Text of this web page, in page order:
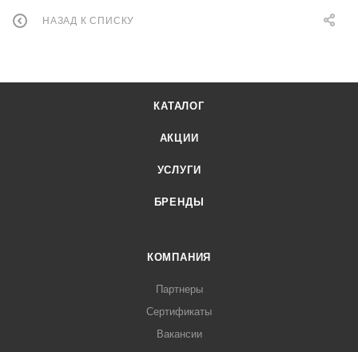
НАЗАД К СПИСКУ
КАТАЛОГ
АКЦИИ
УСЛУГИ
БРЕНДЫ
КОМПАНИЯ
Партнеры
Сертификаты
Вакансии